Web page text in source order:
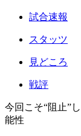
試合速報
スタッツ
見どころ
戦評
今回こそ“阻止”
能性